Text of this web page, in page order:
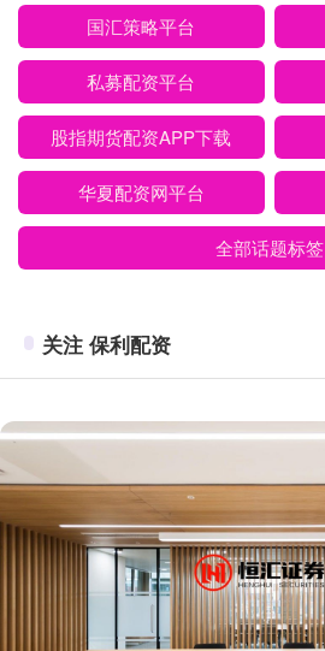
国汇策略平台
私募配资平台
股指期货配资APP下载
华夏配资网平台
全部话题标签
关注 保利配资